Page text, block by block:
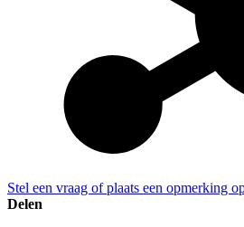
Stel een vraag of plaats een opmerking
Delen